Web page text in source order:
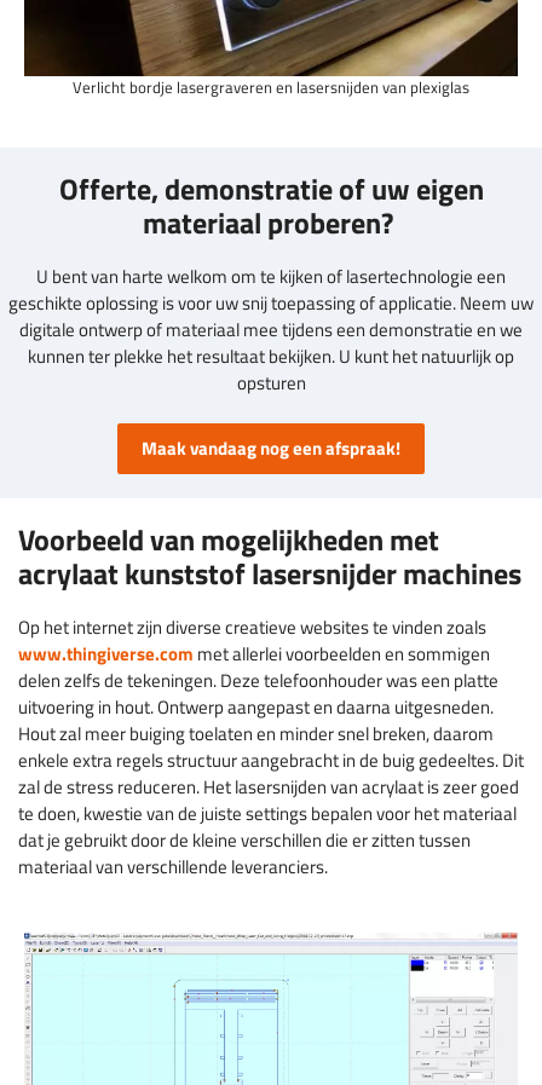
Verlicht bordje lasergraveren en lasersnijden van plexiglas
Offerte, demonstratie of uw eigen
materiaal proberen?
U bent van harte welkom om te kijken of lasertechnologie een
geschikte oplossing is voor uw snij toepassing of applicatie. Neem uw
digitale ontwerp of materiaal mee tijdens een demonstratie en we
kunnen ter plekke het resultaat bekijken. U kunt het natuurlijk op
opsturen
Maak vandaag nog een afspraak!
Voorbeeld van mogelijkheden met
acrylaat kunststof lasersnijder machines
Op het internet zijn diverse creatieve websites te vinden zoals
www.thingiverse.com met allerlei voorbeelden en sommigen
delen zelfs de tekeningen. Deze telefoonhouder was een platte
uitvoering in hout. Ontwerp aangepast en daarna uitgesneden.
Hout zal meer buiging toelaten en minder snel breken, daarom
enkele extra regels structuur aangebracht in de buig gedeeltes. Dit
zal de stress reduceren. Het lasersnijden van acrylaat is zeer goed
te doen, kwestie van de juiste settings bepalen voor het materiaal
dat je gebruikt door de kleine verschillen die er zitten tussen
materiaal van verschillende leveranciers.